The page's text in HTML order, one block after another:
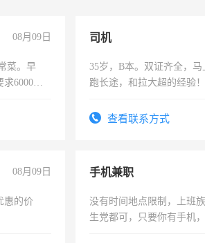
08月09日
菜。早
6000以
司机
35岁，B本。双证齐全，
跑长途，和拉大超的经验
查看联系方式
08月09日
惠的价
手机兼职
没有时间地点限制，上班
生党都可，只要你有手机